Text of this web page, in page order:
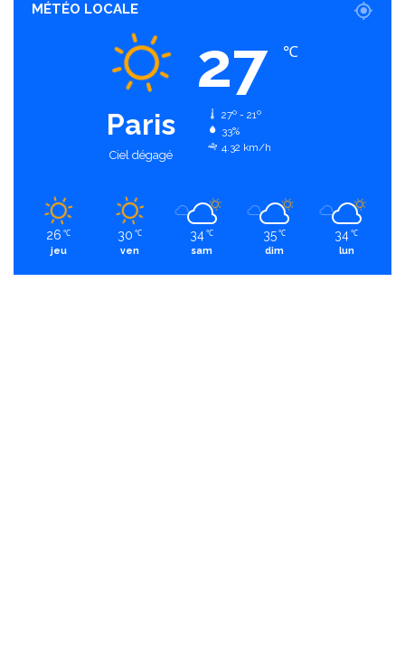
MÉTÉO LOCALE
Paris
Ciel dégagé
27 ℃
27º - 21º
33%
4.32 km/h
26 ℃
jeu
30 ℃
ven
34 ℃
sam
35 ℃
dim
34 ℃
lun